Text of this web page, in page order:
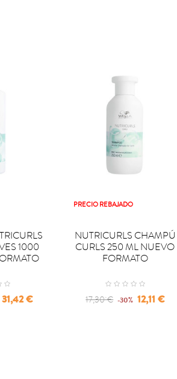
1000
Precio
31,42 €
PRECIO REBAJADO

NUTRICURLS CHAMPÚ
CURLS 250 ML NUEVO
FORMATO
Regular
17,30 € -30% Precio
12,11 €